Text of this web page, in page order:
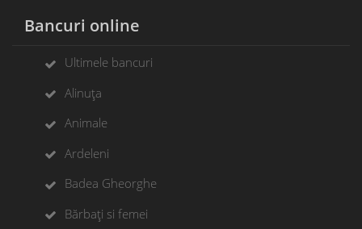
Bancuri online
Ultimele bancuri
Alinuța
Animale
Ardeleni
Badea Gheorghe
Bărbați si femei